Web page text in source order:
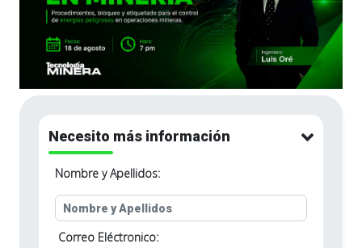
Necesito más información
Nombre y Apellidos:
Correo Eléctronico: